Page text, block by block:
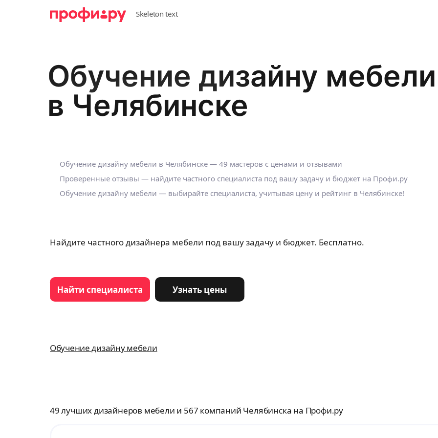
Обучение дизайну мебели
в Челябинске
Обучение дизайну мебели в Челябинске — 49 мастеров с ценами и отзывами
Проверенные отзывы — найдите частного специалиста под вашу задачу и бюджет на Профи.ру
Обучение дизайну мебели — выбирайте специалиста, учитывая цену и рейтинг в Челябинске!
Найдите частного дизайнера мебели под вашу задачу и бюджет. Бесплатно.
Найти специалиста Узнать цены
Обучение дизайну мебели
49 лучших дизайнеров мебели и 567 компаний Челябинска на Профи.ру